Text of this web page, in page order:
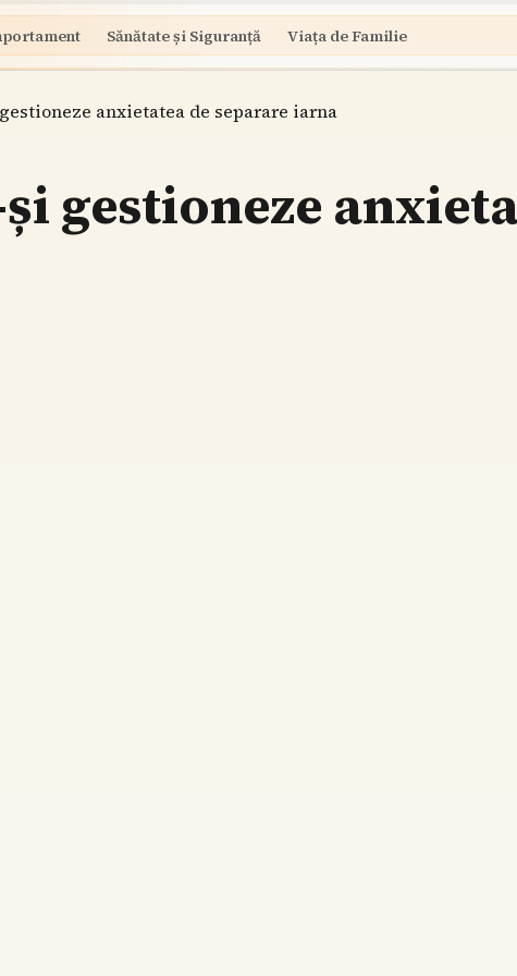
Sănătate și Siguranță Viața de Familie
anxietatea de separare iarna
gestioneze